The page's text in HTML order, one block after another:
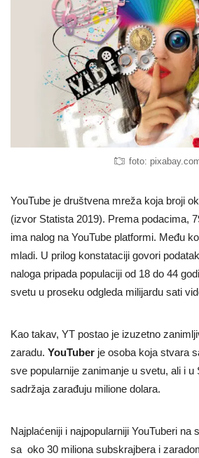
foto:
YouTube je društvena mreža koja broji
(izvor Statista 2019). Prema podacima,
ima nalog na YouTube platformi. Među
mladi. U prilog konstataciji govori
naloga pripada populaciji od 18 do 44
svetu u proseku odgleda milijardu sati
Kao takav, YT postao je izuzetno
zaradu. YouTuber je osoba koja stvara
sve popularnije zanimanje u svetu, ali i u
sadržaja zarađuju milione dolara.
Najplaćeniji i najpopularniji YouTuberi na
sa oko 30 miliona subskrajbera i